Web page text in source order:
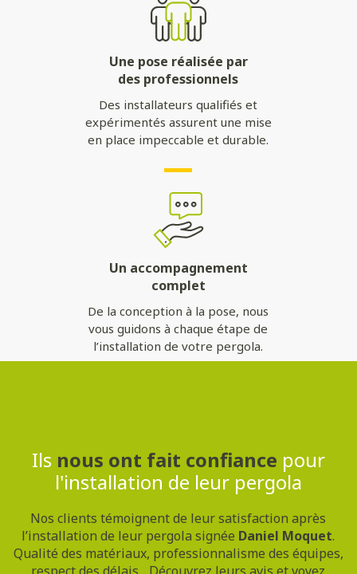
Une pose réalisée par
des professionnels
Des installateurs qualifiés et
expérimentés assurent une mise
en place impeccable et durable.
Un accompagnement
complet
De la conception à la pose, nous
vous guidons à chaque étape de
l’installation de votre pergola.
Ils nous ont fait confiance pour
l'installation de leur pergola
Nos clients témoignent de leur satisfaction après
l’installation de leur pergola signée Daniel Moquet.
Qualité des matériaux, professionnalisme des équipes,